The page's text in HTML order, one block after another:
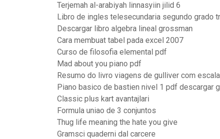
Terjemah al-arabiyah linnasyiin jilid 6
Libro de ingles telesecundaria segundo grado
Descargar libro algebra lineal grossman
Cara membuat tabel pada excel 2007
Curso de filosofia elemental pdf
Mad about you piano pdf
Resumo do livro viagens de gulliver com
Piano basico de bastien nivel 1 pdf descargar
Classic plus kart avantajlari
Formula uniao de 3 conjuntos
Thug life meaning the hate you give
Gramsci quaderni dal carcere